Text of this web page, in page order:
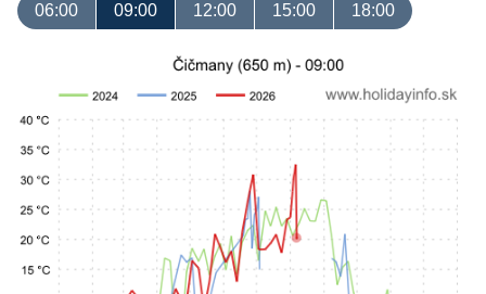
06:00 09:00 12:00 15:00 18:00